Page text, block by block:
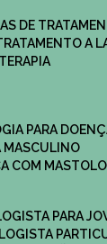
DE
TRATAMENTO A
PARA
MASCULINO
COM
PARA